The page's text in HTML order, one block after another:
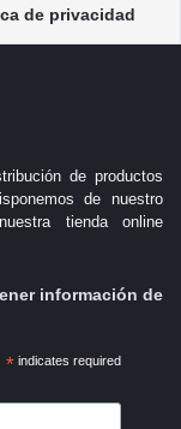
de privacidad
de productos
de nuestro
tienda online
información de
*indicates required